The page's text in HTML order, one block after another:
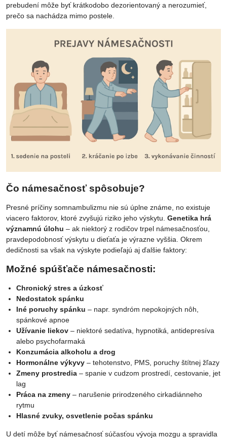
prebudení môže byť krátkodobo dezorientovaný a nerozumieť,
prečo sa nachádza mimo postele.
Čo námesačnosť spôsobuje?
Presné príčiny somnambulizmu nie sú úplne známe, no existuje
viacero faktorov, ktoré zvyšujú riziko jeho výskytu. Genetika hrá
významnú úlohu – ak niektorý z rodičov trpel námesačnosťou,
pravdepodobnosť výskytu u dieťaťa je výrazne vyššia. Okrem
dedičnosti sa však na výskyte podieľajú aj ďalšie faktory:
Možné spúšťače námesačnosti:
Chronický stres a úzkosť
Nedostatok spánku
Iné poruchy spánku – napr. syndróm nepokojných nôh,
spánkové apnoe
Užívanie liekov – niektoré sedatíva, hypnotiká, antidepresíva
alebo psychofarmaká
Konzumácia alkoholu a drog
Hormonálne výkyvy – tehotenstvo, PMS, poruchy štítnej žľazy
Zmeny prostredia – spanie v cudzom prostredí, cestovanie, jet
lag
Práca na zmeny – narušenie prirodzeného cirkadiánneho
rytmu
Hlasné zvuky, osvetlenie počas spánku
U detí môže byť námesačnosť súčasťou vývoja mozgu a spravidla